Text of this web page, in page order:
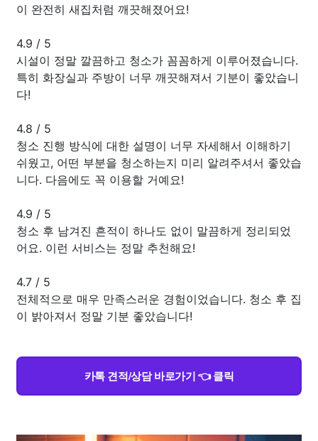
이 완전히 새집처럼 깨끗해졌어요!
4.9 / 5
시설이 정말 깔끔하고 청소가 꼼꼼하게 이루어졌습니다.
특히 화장실과 주방이 너무 깨끗해져서 기분이 좋았습니
다!
4.8 / 5
청소 진행 방식에 대한 설명이 너무 자세해서 이해하기
쉬웠고, 어떤 부분을 청소하는지 미리 알려주셔서 좋았습
니다. 다음에도 꼭 이용할 거예요!
4.9 / 5
청소 후 남겨진 흔적이 하나도 없이 말끔하게 정리되었
어요. 이런 서비스는 정말 추천해요!
4.7 / 5
전체적으로 매우 만족스러운 경험이었습니다. 청소 후 집
이 밝아져서 정말 기분 좋았습니다!
카톡 견적/상담 바로가기 👈 클릭